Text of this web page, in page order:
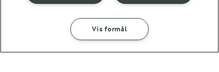
SÅDAN GØR DU INGREDIENSER
Vis formål